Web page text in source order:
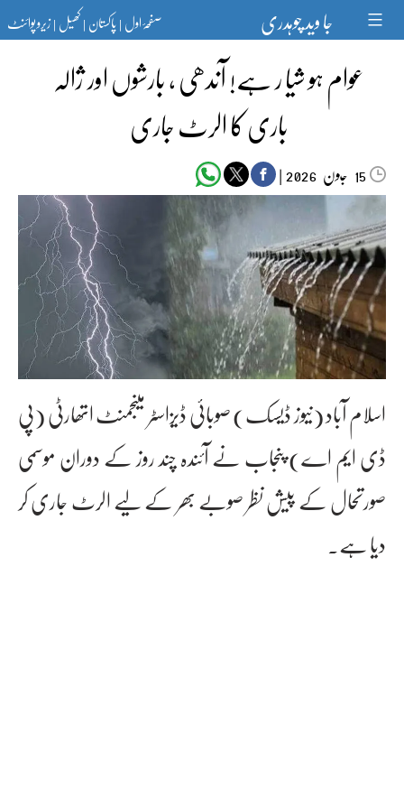
content جا وید چوہدری صفحۂ اول|پاکستان|کھیل|زیرو پوائنٹ
عوام ہو شیا ر ہے! آندھی ، بارشوں اور ژالہ
باری کا الرٹ جاری
15 جون‬‮ |
اسلام آباد (نیوز ڈیسک) صوبائی ڈیزاسٹر مینجمنٹ اتھارٹی (پی
ڈی ایم اے) پنجاب نے آئندہ چند روز کے دوران موسمی
صورتحال کے پیش نظر صوبے بھر کے لیے الرٹ جاری کر
دیا ہے۔